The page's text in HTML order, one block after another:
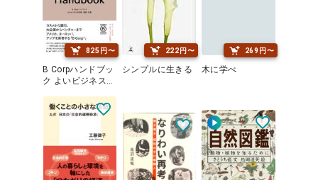
825円〜
B Corpハンドブッ
ク よいビジネスの
222円〜
シンプルに生きる
269円〜
木に学べ